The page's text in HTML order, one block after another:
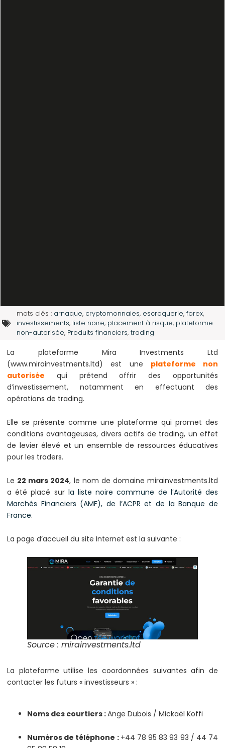
mots clés : arnaque, cryptomonnaies, escroquerie,forex,
investissements, liste noire, placement à risque, plateforme
non-autorisée, Produits financiers,trading
La plateforme Mira Investments Ltd
(www.mirainvestments.ltd) est une plateforme non
autorisée qui prétend offrir des opportunités
d’investissement, notamment en effectuant des
opérations de trading.
Elle se présente comme une plateforme qui promet des
conditions avantageuses, divers actifs de trading, un effet
de levier élevé et un ensemble de ressources éducatives
pour les traders.
Le 22 mars 2024, le nom de domaine mirainvestments.ltd
a été placé sur la liste noire commune de l’Autorité des
Marchés Financiers (AMF), de l’ACPR et de la Banque de
France.
La page d’accueil du site Internet est la suivante :
Source : mirainvestments.ltd
La plateforme utilise les coordonnées suivantes afin de
contacter les futurs « investisseurs » :
Noms des courtiers :Ange Dubois / Mickaël Koffi
Numéros de téléphone : +44 78 95 83 93 93 / 44 74